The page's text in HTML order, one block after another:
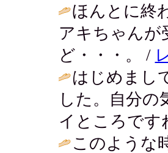
ほんとに終
アキちゃんが
ど・・・。 /
はじめまし
した。自分
イところです
このような